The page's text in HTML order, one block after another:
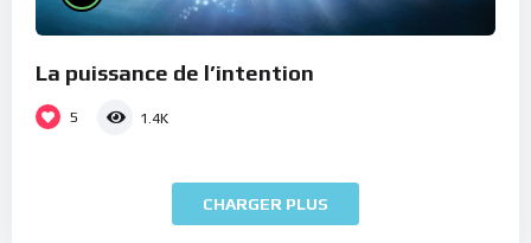
La puissance de l’intention
5 1.4K
CHARGER PLUS